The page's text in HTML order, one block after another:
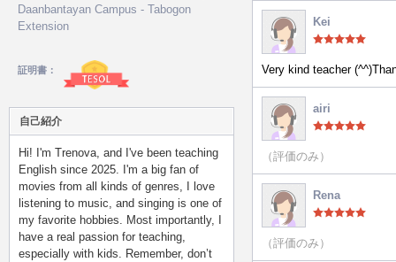
Daanbantayan Campus - Tabogon
Extension
証明書：
自己紹介
Hi! I'm Trenova, and I've been teaching
English since 2025. I'm a big fan of
movies from all kinds of genres, I love
listening to music, and singing is one of
my favorite hobbies. Most importantly, I
have a real passion for teaching,
especially with kids. Remember, don’t
Kei
Very kind teacher
airi
（評価のみ）
Rena
（評価のみ）